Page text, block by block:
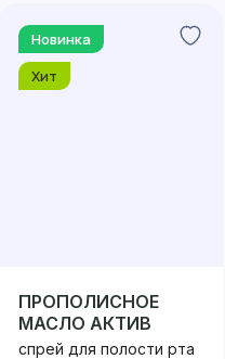
Новинка
Хит
ПРОПОЛИСНОЕ
МАСЛО АКТИВ
спрей для полости рта